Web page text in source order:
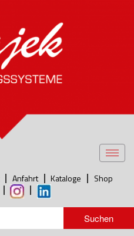
Anfahrt Kataloge
Shop